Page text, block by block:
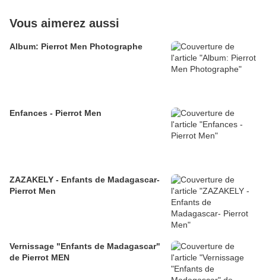
Vous aimerez aussi
Album: Pierrot Men Photographe
Enfances - Pierrot Men
ZAZAKELY - Enfants de Madagascar-
Pierrot Men
Vernissage "Enfants de Madagascar"
de Pierrot MEN